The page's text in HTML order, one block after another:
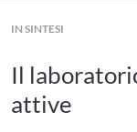
IN SINTESI
Il
attive